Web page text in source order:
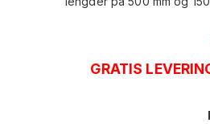
GRATIS